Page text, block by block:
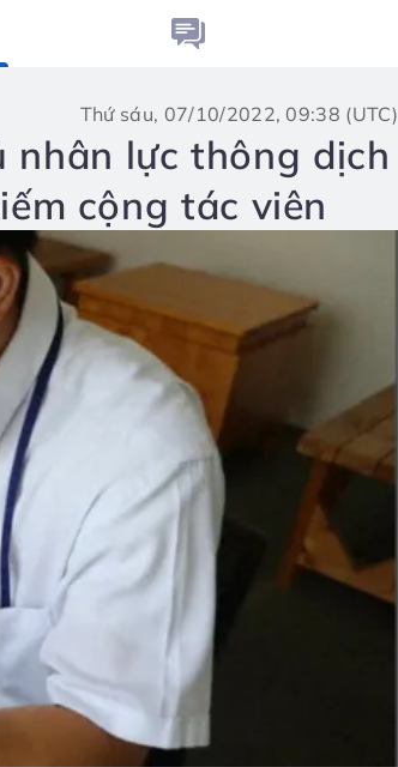
thứ sáu, 07/10/2022, 09:38 (UTC)
nhân lực thông dịch
cộng tác viên